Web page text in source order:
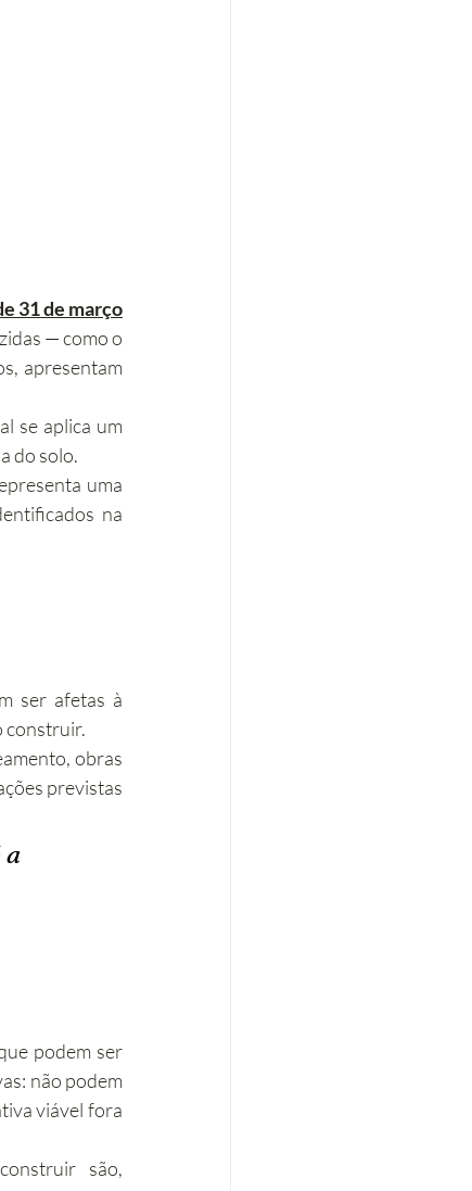
31 de março
— como o
apresentam
se aplica um
do solo.
uma
na
ser afetas à
construir.
obras
previstas
a
podem ser
não podem
viável fora
são,